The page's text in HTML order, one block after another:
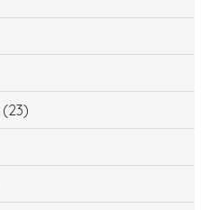
(23)